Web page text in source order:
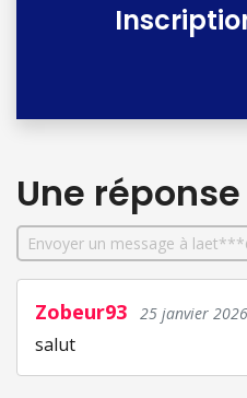
Une réponse
Envoyer un message à
Zobeur93 25 janvier 2026
salut